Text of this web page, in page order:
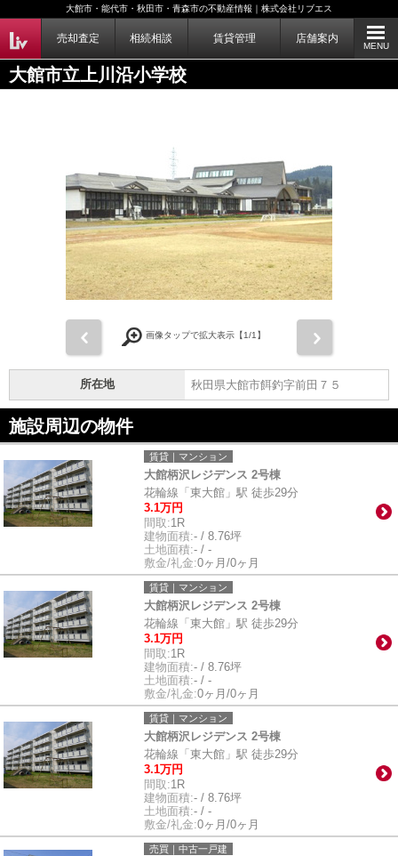
大館市・能代市・秋田市・青森市の不動産情報｜株式会社リブエス
売却査定 相続相談 賃貸管理 店舗案内
MENU
大館市立上川沿小学校
画像タップで拡大表示【1/1】
所在地 秋田県大館市餌釣字前田７５
施設周辺の物件
賃貸｜マンション
大館柄沢レジデンス 2号棟
花輪線「東大館」駅 徒歩29分
3.1万円
間取:1R
建物面積:- / 8.76坪
土地面積:- / -
敷金/礼金:0ヶ月/0ヶ月
賃貸｜マンション
大館柄沢レジデンス 2号棟
花輪線「東大館」駅 徒歩29分
3.1万円
間取:1R
建物面積:- / 8.76坪
土地面積:- / -
敷金/礼金:0ヶ月/0ヶ月
賃貸｜マンション
大館柄沢レジデンス 2号棟
花輪線「東大館」駅 徒歩29分
3.1万円
間取:1R
建物面積:- / 8.76坪
土地面積:- / -
敷金/礼金:0ヶ月/0ヶ月
売買｜中古一戸建